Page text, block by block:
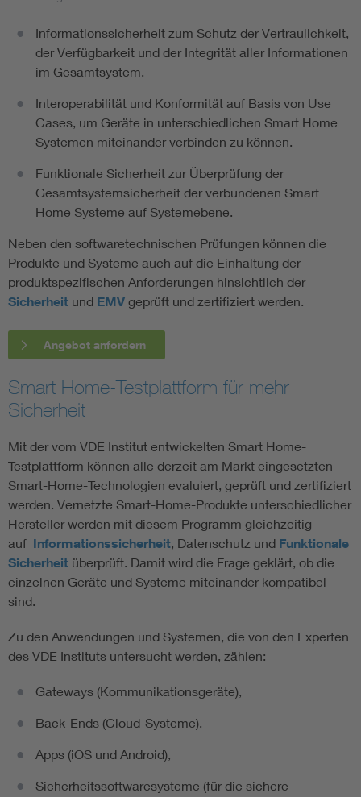
Informationssicherheit zum Schutz der Vertraulichkeit,
der Verfügbarkeit und der Integrität aller Informationen
im Gesamtsystem.
Interoperabilität und Konformität auf Basis von Use
Cases, um Geräte in unterschiedlichen Smart Home
Systemen miteinander verbinden zu können.
Funktionale Sicherheit zur Überprüfung der
Gesamtsystemsicherheit der verbundenen Smart
Home Systeme auf Systemebene.
Neben den softwaretechnischen Prüfungen können die
Produkte und Systeme auch auf die Einhaltung der
produktspezifischen Anforderungen hinsichtlich der
Sicherheit und EMV geprüft und zertifiziert werden.
Angebot anfordern
Smart Home-Testplattform für mehr
Sicherheit
Mit der vom VDE Institut entwickelten Smart Home-
Testplattform können alle derzeit am Markt eingesetzten
Smart-Home-Technologien evaluiert, geprüft und zertifiziert
werden. Vernetzte Smart-Home-Produkte unterschiedlicher
Hersteller werden mit diesem Programm gleichzeitig
auf Informationssicherheit, Datenschutz und Funktionale
Sicherheit überprüft. Damit wird die Frage geklärt, ob die
einzelnen Geräte und Systeme miteinander kompatibel
sind.
Zu den Anwendungen und Systemen, die von den Experten
des VDE Instituts untersucht werden, zählen:
Gateways (Kommunikationsgeräte),
Back-Ends (Cloud-Systeme),
Apps (iOS und Android),
Sicherheitssoftwaresysteme (für die sichere